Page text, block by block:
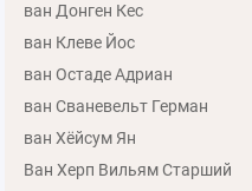
ван Донген Кес
ван Клеве Йос
ван Остаде Адриан
ван Сваневельт Герман
ван Хёйсум Ян
Ван Херп Вильям Старший